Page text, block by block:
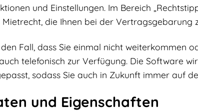
und Einstellungen. Im Bereich
Mietrecht, die Ihnen bei der Vertragsgebarung
Fall, dass Sie einmal nicht weiterkommen
telefonisch zur Verfügung. Die Software
sodass Sie auch in Zukunft immer auf
und Eigenschaften